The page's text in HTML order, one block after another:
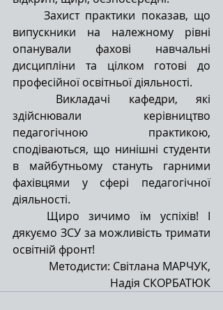
Захист практики показав, що
випускники на належному рівні
опанували фахові навчальні
дисципліни та цілком готові до
професійної освітньої діяльності.
Викладачі кафедри, які
здійснювали керівництво
педагогічною практикою,
сподіваються, що нинішні студенти
в майбутньому стануть гарними
фахівцями у сфері педагогічної
діяльності.
Щиро зичимо їм успіхів! І
дякуємо ЗСУ за можливість тримати
освітній фронт!
Методисти: Світлана МАРЧУК,
Надія СКОРБАТЮК